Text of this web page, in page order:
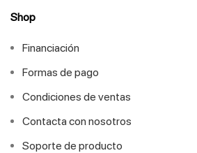
Shop
Financiación
Formas de pago
Condiciones de ventas
Contacta con nosotros
Soporte de producto